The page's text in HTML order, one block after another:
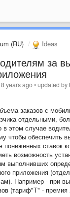
(RU) Ideas
за
8 years ago•updated by
заказов с
отдельными,
этом случае
чтобы обеспечить
пониженных ставок
возможность
выполнивших
приложения
Например - при
(тариф"Т" -